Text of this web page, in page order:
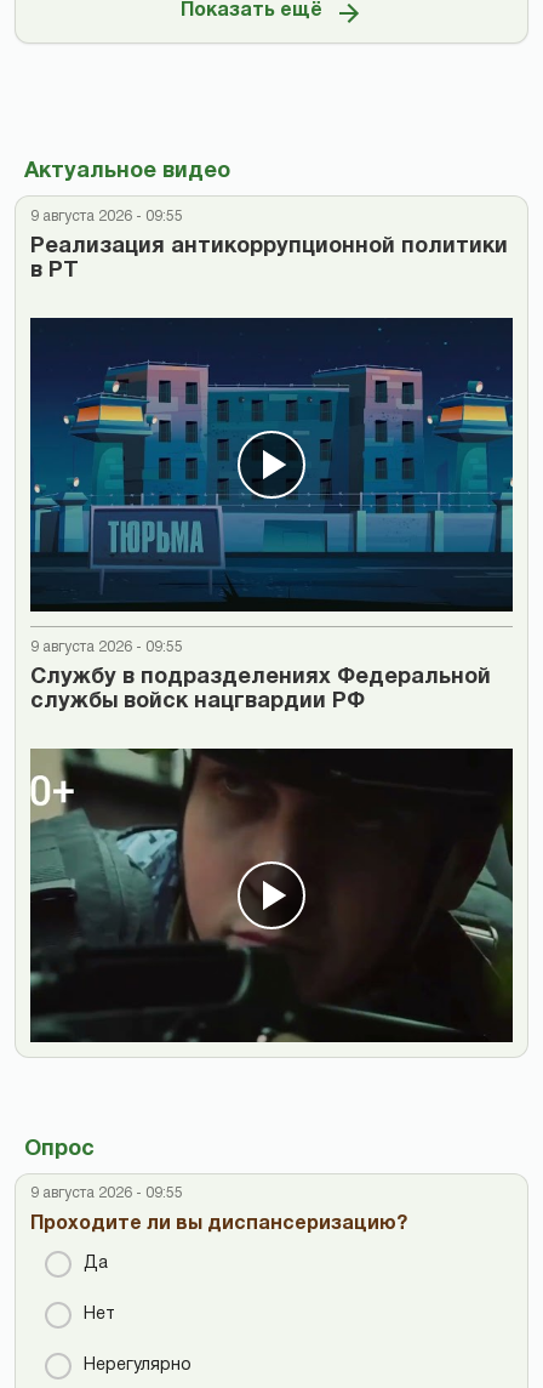
Показать ещё
Актуальное видео
9 августа 2026 - 09:55
Реализация антикоррупционной политики
в РТ
9 августа 2026 - 09:55
Cлужбу в подразделениях Федеральной
службы войск нацгвардии РФ
Опрос
9 августа 2026 - 09:55
Проходите ли вы диспансеризацию?
Да
Нет
Нерегулярно